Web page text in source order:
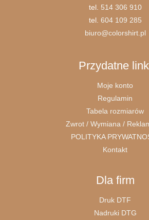
tel. 514 306 910
tel. 604 109 285
biuro@colorshirt.pl
Przydatne
Moje konto
Regulamin
Tabela rozmiarów
Zwrot / Wymiana /
POLITYKA
Kontakt
Dla firm
Druk DTF
Nadruki DTG